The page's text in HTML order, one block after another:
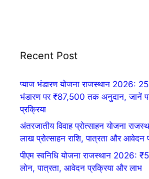
Recent Post
प्याज भंडारण योजना राजस्थान 2026:
भंडारण पर ₹87,500 तक अनुदान, जानें
प्रक्रिया
अंतरजातीय विवाह प्रोत्साहन योजना
लाख प्रोत्साहन राशि, पात्रता और आवेदन
पीएम स्वनिधि योजना राजस्थान 2026:
लोन, पात्रता, आवेदन प्रक्रिया और लाभ